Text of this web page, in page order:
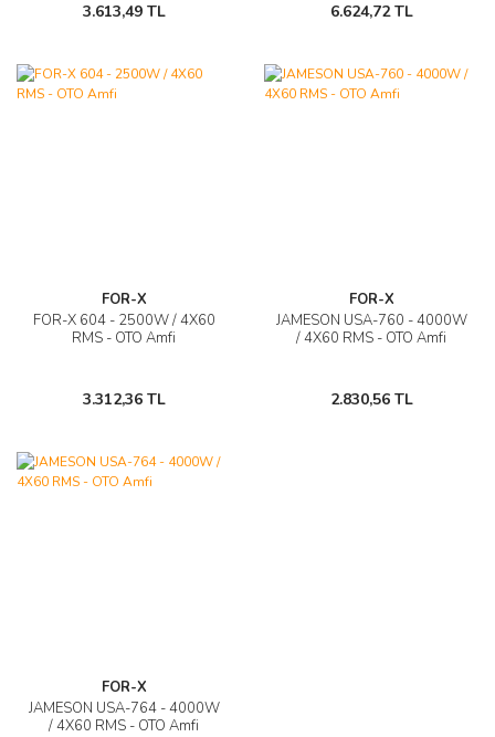
3.613,49 TL 6.624,72 TL
FOR-X
FOR-X 604 - 2500W / 4X60
RMS - OTO Amfi
3.312,36 TL
FOR-X
JAMESON USA-760 - 4000W
/ 4X60 RMS - OTO Amfi
2.830,56 TL
FOR-X
JAMESON USA-764 - 4000W
/ 4X60 RMS - OTO Amfi